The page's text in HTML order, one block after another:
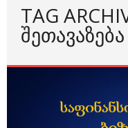
TAG
ᲨᲔᲗᲐᲕᲐᲖᲔᲑᲐ